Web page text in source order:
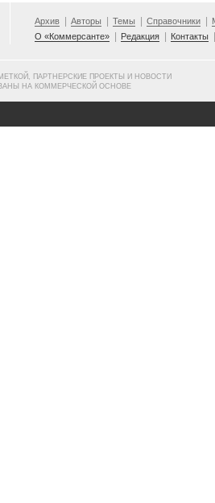
Архив Авторы Темы Справочники
О «Коммерсанте»
Редакция Контакты
ПАРТНЕРСКИЕ ПРОЕКТЫ И НОВОСТИ
НА КОММЕРЧЕСКОЙ ОСНОВЕ